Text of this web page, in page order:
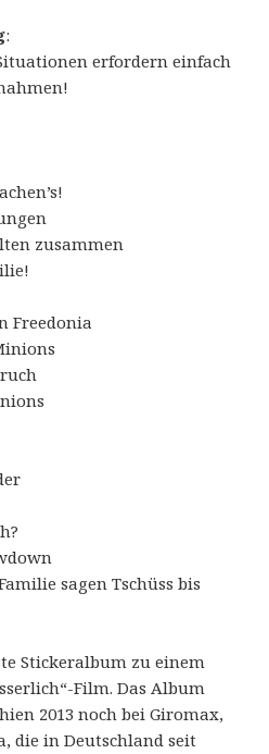
:
erfordern einfach
zusammen
Freedonia
sagen Tschüss bis
Stickeralbum zu einem
Film. Das Album
2013 noch bei Giromax,
die in Deutschland seit